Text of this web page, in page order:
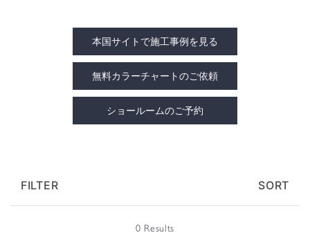
本国サイトで施工事例を見る
無料カラーチャートのご依頼
ショールームのご予約
FILTER SORT
0 Results